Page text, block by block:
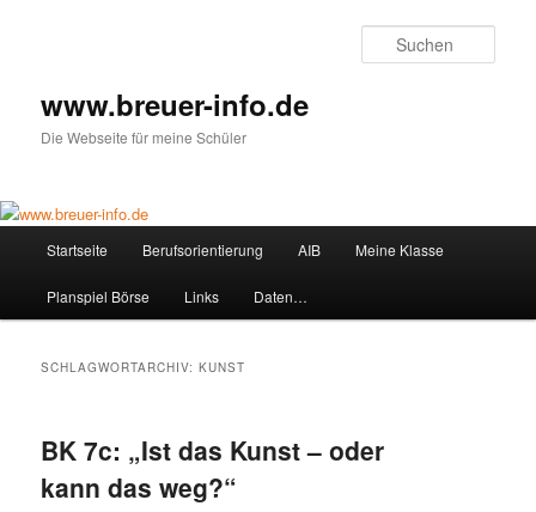
www.breuer-info.de
Die Webseite für meine Schüler
Startseite Berufsorientierung AIB Meine Klasse
Planspiel Börse Links Daten…
SCHLAGWORTARCHIV:KUNST
BK 7c: „Ist das Kunst – oder
kann das weg?“